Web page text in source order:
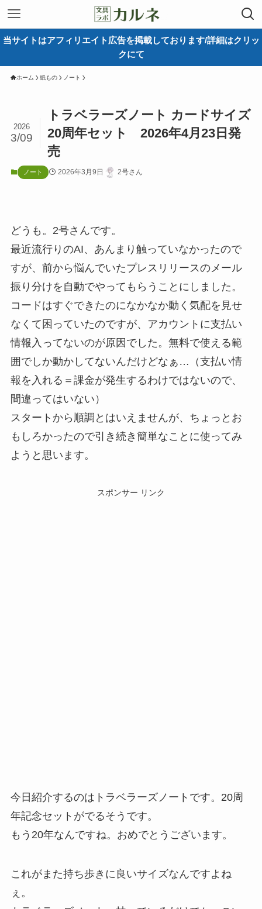
当サイトはアフィリエイト広告を掲載しております/詳細はクリッ
クにて
ホーム 紙もの ノート
トラベラーズノート カードサイズ
20周年セット 2026年4月23日発
売
2026
3/09
ノート 2026年3月9日 2号さん
どうも。2号さんです。
最近流行りのAI、あんまり触っていなかったので
すが、前から悩んでいたプレスリリースのメール
振り分けを自動でやってもらうことにしました。
コードはすぐできたのになかなか動く気配を見せ
なくて困っていたのですが、アカウントに支払い
情報入ってないのが原因でした。無料で使える範
囲でしか動かしてないんだけどなぁ…（支払い情
報を入れる＝課金が発生するわけではないので、
間違ってはいない）
スタートから順調とはいえませんが、ちょっとお
もしろかったので引き続き簡単なことに使ってみ
ようと思います。
スポンサー リンク
今日紹介するのはトラベラーズノートです。20周
年記念セットがでるそうです。
もう20年なんですね。おめでとうございます。
これがまた持ち歩きに良いサイズなんですよね
ぇ。